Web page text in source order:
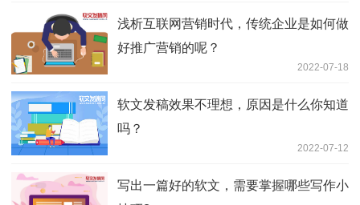
浅析互联网营销时代，传统企业是如何做
好推广营销的呢？
2022-07-18
软文发稿效果不理想，原因是什么你知道
吗？
2022-07-12
写出一篇好的软文，需要掌握哪些写作小